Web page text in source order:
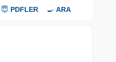
😇 PDFLER 🍳 ARA